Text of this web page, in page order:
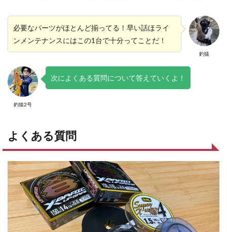
釣猿
必要なパーツがほとんど揃ってる！早い話ほライ
ンメンテナンスにはこの1台で十分ってことだ！
釣猿2号
次によくある質問について答えていくよ！
よくある質問